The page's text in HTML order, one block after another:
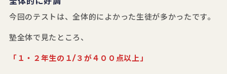
今回のテストは、全体的によかった生徒が多かったです。
塾全体で見たところ、
「１・２年生の１/３が４００点以上」